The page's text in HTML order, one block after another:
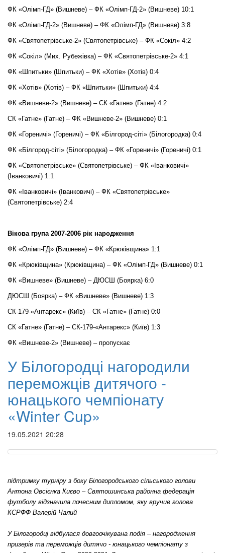
ФК «Олімп-ГД» (Вишневе) – ФК «Олімп-ГД-2» (Вишневе) 10:1
ФК «Олімп-ГД-2» (Вишневе) – ФК «Олімп-ГД» (Вишневе) 3:8
ФК «Святопетрівське-2» (Святопетрівське) – ФК «Сокіл» 4:2
ФК «Сокіл» (Мих. Рубежівка) – ФК «Святопетрівське-2» 4:1
ФК «Шпитьки» (Шпитьки) – ФК «Хотів» (Хотів) 0:4
ФК «Хотів» (Хотів) – ФК «Шпитьки» (Шпитьки) 4:4
ФК «Вишневе-2» (Вишневе) – СК «Гатне» (Гатне) 4:2
СК «Гатне» (Гатне) – ФК «Вишневе-2» (Вишневе) 0:1
ФК «Гореничі» (Гореничі) – ФК «Білгород-сіті» (Білогородка) 0:4
ФК «Білгород-сіті» (Білогородка) – ФК «Гореничі» (Гореничі) 0:1
ФК «Святопетрівське» (Святопетрівське) – ФК «Іванковичі»
(Іванковичі) 1:1
ФК «Іванковичі» (Іванковичі) – ФК «Святопетрівське»
(Святопетрівське) 2:4
Вікова група 2007-2006 рік народження
ФК «Олімп-ГД» (Вишневе) – ФК «Крюківщина» 1:1
ФК «Крюківщина» (Крюківщина) – ФК «Олімп-ГД» (Вишневе) 0:1
ФК «Вишневе» (Вишневе) – ДЮСШ (Боярка) 6:0
ДЮСШ (Боярка) – ФК «Вишневе» (Вишневе) 1:3
СК-179-«Антарекс» (Київ) – СК «Гатне» (Гатне) 0:0
СК «Гатне» (Гатне) – СК-179-«Антарекс» (Київ) 1:3
ФК «Вишневе-2» (Вишневе) – пропускає
У Білогородці нагородили
переможців дитячого -
юнацького чемпіонату
«Winter Cup»
19.05.2021 20:28
підтримку турніру з боку Білогородського сільського голови
Антона Овсієнка Києво – Святошинська районна федерація
футболу відзначила почесним дипломом, яку вручив голова
КСРФФ Валерій Чалий
У Білогородці відбулася довгоочікувана подія – нагородження
призерів та переможців дитячо - юнацького чемпіонату з